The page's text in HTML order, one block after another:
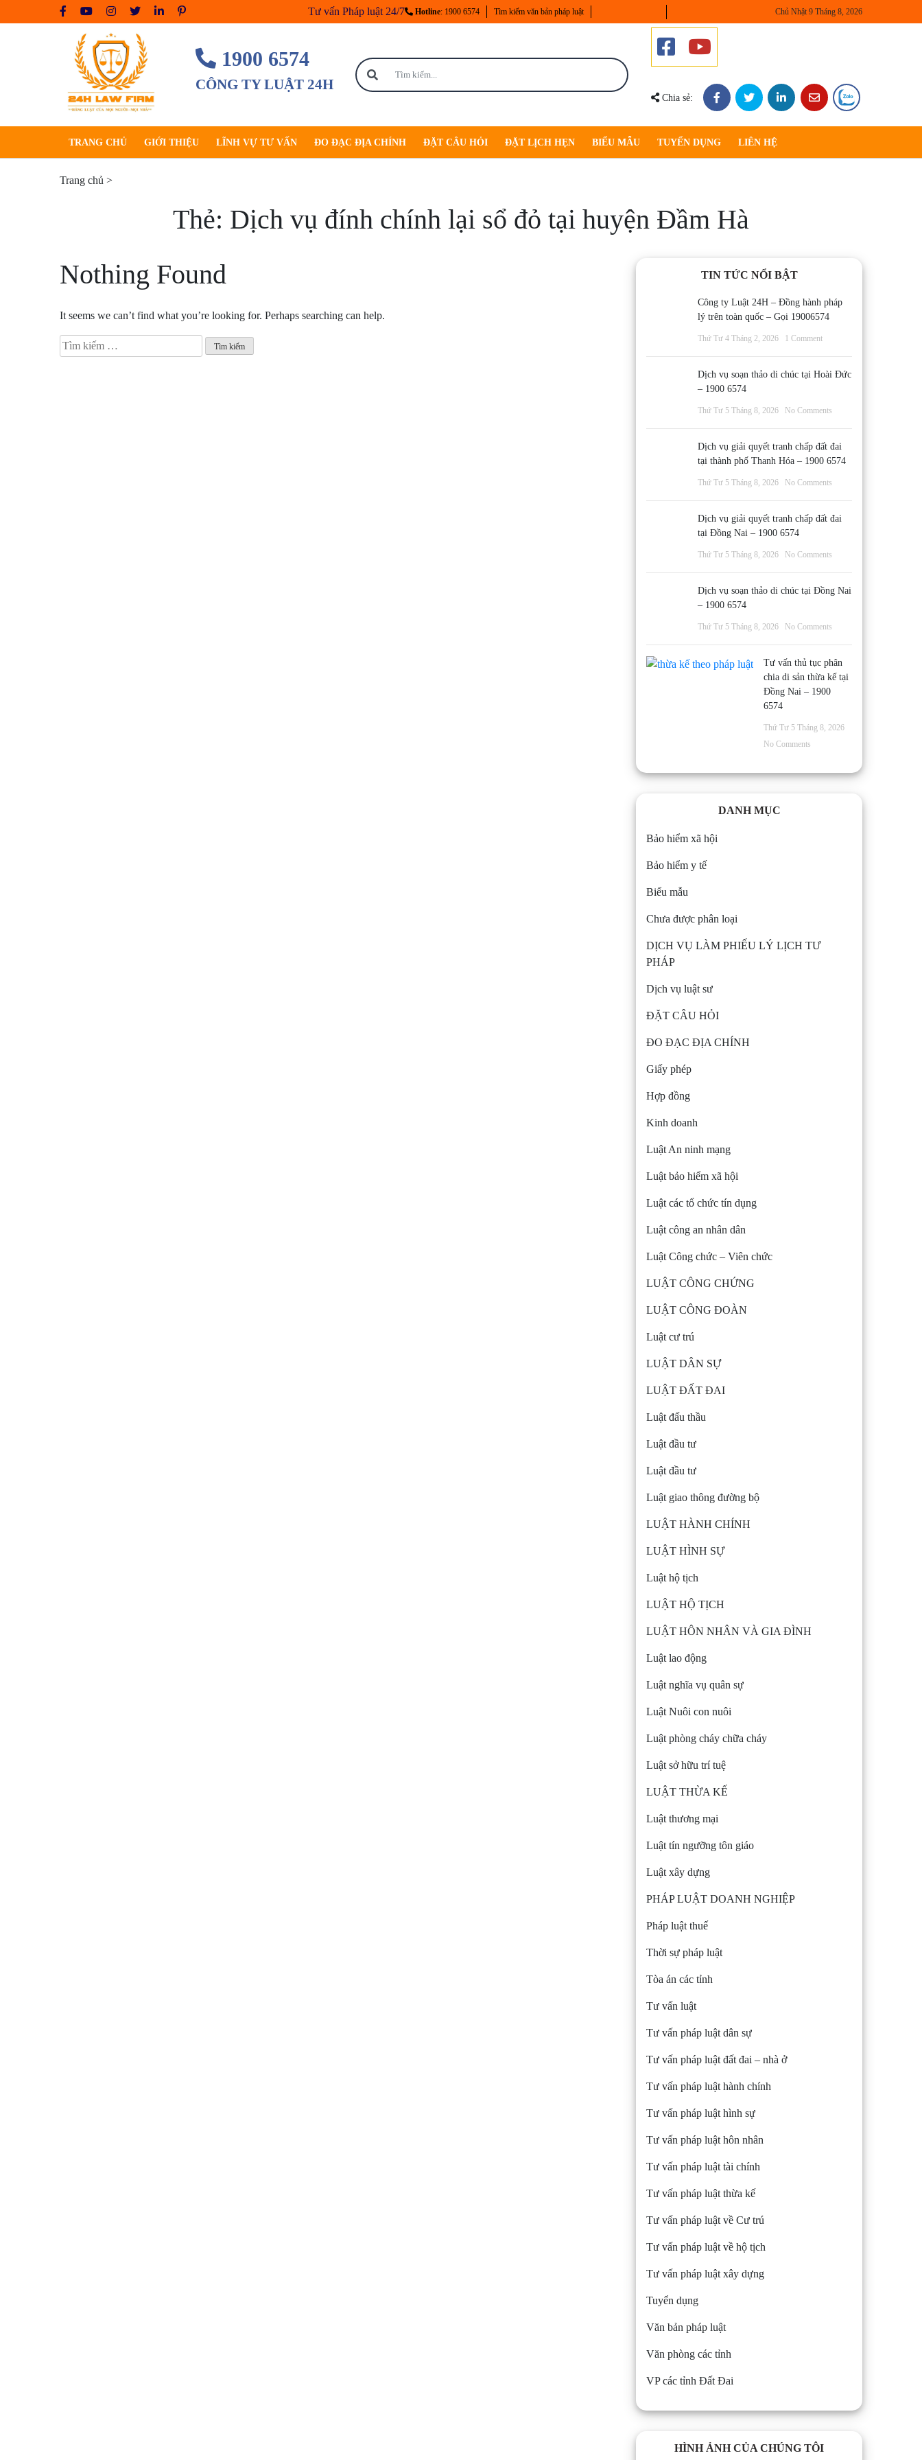
to
Tư vấn Pháp luật 24/7 Hotline: 1900 6574 Tìm kiếm văn bản pháp luật Chủ Nhật 9 Tháng 8, 2026
1900 6574
CÔNG TY LUẬT 24H
Chia sẻ:
TRANG CHỦ GIỚI THIỆU LĨNH VỰ TƯ VẤN ĐO ĐẠC ĐỊA CHÍNH ĐẶT CÂU HỎI ĐẶT LỊCH HẸN BIỂU MẪU TUYỂN DỤNG LIÊN HỆ
Trang chủ >
Thẻ: Dịch vụ đính chính lại sổ đỏ tại huyện Đầm Hà
Nothing Found
It seems we can’t find what you’re looking for. Perhaps searching can help.
Tìm
kiếm
TIN TỨC NỔI BẬT
Công ty Luật 24H – Đồng hành pháp
lý trên toàn quốc – Gọi 19006574
Thứ Tư 4 Tháng 2, 2026 1 Comment
Dịch vụ soạn thảo di chúc tại Hoài Đức
– 1900 6574
Thứ Tư 5 Tháng 8, 2026 No Comments
Dịch vụ giải quyết tranh chấp đất đai
tại thành phố Thanh Hóa – 1900 6574
Thứ Tư 5 Tháng 8, 2026 No Comments
Dịch vụ giải quyết tranh chấp đất đai
tại Đồng Nai – 1900 6574
Thứ Tư 5 Tháng 8, 2026 No Comments
Dịch vụ soạn thảo di chúc tại Đồng Nai
– 1900 6574
Thứ Tư 5 Tháng 8, 2026 No Comments
Tư vấn thủ tục phân
chia di sản thừa kế tại
Đồng Nai – 1900
6574
Thứ Tư 5 Tháng 8, 2026
No Comments
DANH MỤC
Bảo hiểm xã hội
Bảo hiểm y tế
Biểu mẫu
Chưa được phân loại
DỊCH VỤ LÀM PHIẾU LÝ LỊCH TƯ
PHÁP
Dịch vụ luật sư
ĐẶT CÂU HỎI
ĐO ĐẠC ĐỊA CHÍNH
Giấy phép
Hợp đồng
Kinh doanh
Luật An ninh mạng
Luật bảo hiểm xã hội
Luật các tổ chức tín dụng
Luật công an nhân dân
Luật Công chức – Viên chức
LUẬT CÔNG CHỨNG
LUẬT CÔNG ĐOÀN
Luật cư trú
LUẬT DÂN SỰ
LUẬT ĐẤT ĐAI
Luật đấu thầu
Luật đầu tư
Luật đầu tư
Luật giao thông đường bộ
LUẬT HÀNH CHÍNH
LUẬT HÌNH SỰ
Luật hộ tịch
LUẬT HỘ TỊCH
LUẬT HÔN NHÂN VÀ GIA ĐÌNH
Luật lao động
Luật nghĩa vụ quân sự
Luật Nuôi con nuôi
Luật phòng cháy chữa cháy
Luật sở hữu trí tuệ
LUẬT THỪA KẾ
Luật thương mại
Luật tín ngưỡng tôn giáo
Luật xây dựng
PHÁP LUẬT DOANH NGHIỆP
Pháp luật thuế
Thời sự pháp luật
Tòa án các tỉnh
Tư vấn luật
Tư vấn pháp luật dân sự
Tư vấn pháp luật đất đai – nhà ở
Tư vấn pháp luật hành chính
Tư vấn pháp luật hình sự
Tư vấn pháp luật hôn nhân
Tư vấn pháp luật tài chính
Tư vấn pháp luật thừa kế
Tư vấn pháp luật về Cư trú
Tư vấn pháp luật về hộ tịch
Tư vấn pháp luật xây dựng
Tuyển dụng
Văn bản pháp luật
Văn phòng các tỉnh
VP các tỉnh Đất Đai
HÌNH ẢNH CỦA CHÚNG TÔI